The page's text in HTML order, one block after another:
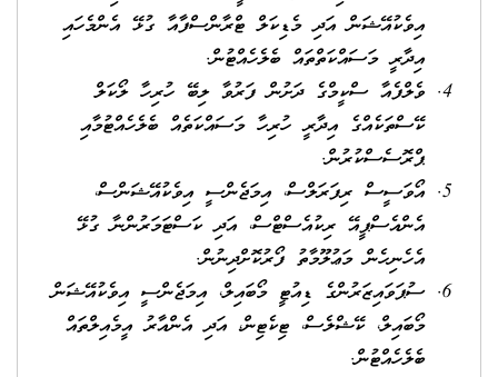
އިވެކުއޭޝަން އަދި މެޑިކަލް ޓްރާންސްފާއާ ގުޅޭ އެންމެހައި
އިދާރީ މަސައްކަތްތައް ބެލެހެއްޓުން.
ވެލްފެއާ ސްކީމްގެ ދަށުން ފަރުވާ ލިބޭ ހުރިހާ ލޯކަލް
ކޭސްތަކެއްގެ އިދާރީ ހުރިހާ މަސައްކަތެއް ބެލެހެއްޓުމާއި
ޕްރޮސެސްކުރުން.
އޯވަސީސް ރިފަރަލްސް، އިމަޖެންސީ އިވެކުއޭޝަންސް،
އެންއެސްޕީއޭ ރިކުއެސްޓްސް، އަދި ކަސްޓަމަރުންނާ ގުޅޭ
އެހެނިހެން މަޢުލޫމާތު ފޯރުކޮށްދިނުން.
ސުޕަވައިޒަރުންގެ ޑިއުޓީ މޯބައިލް، އިމަޖެންސީ އިވެކުއޭޝަން
މޯބައިލް، ކޭޝްލެސް، ޓިކެޓިން، އަދި އެންއާރު އީމެއިލްތައް
ބެލެހެއްޓުން.